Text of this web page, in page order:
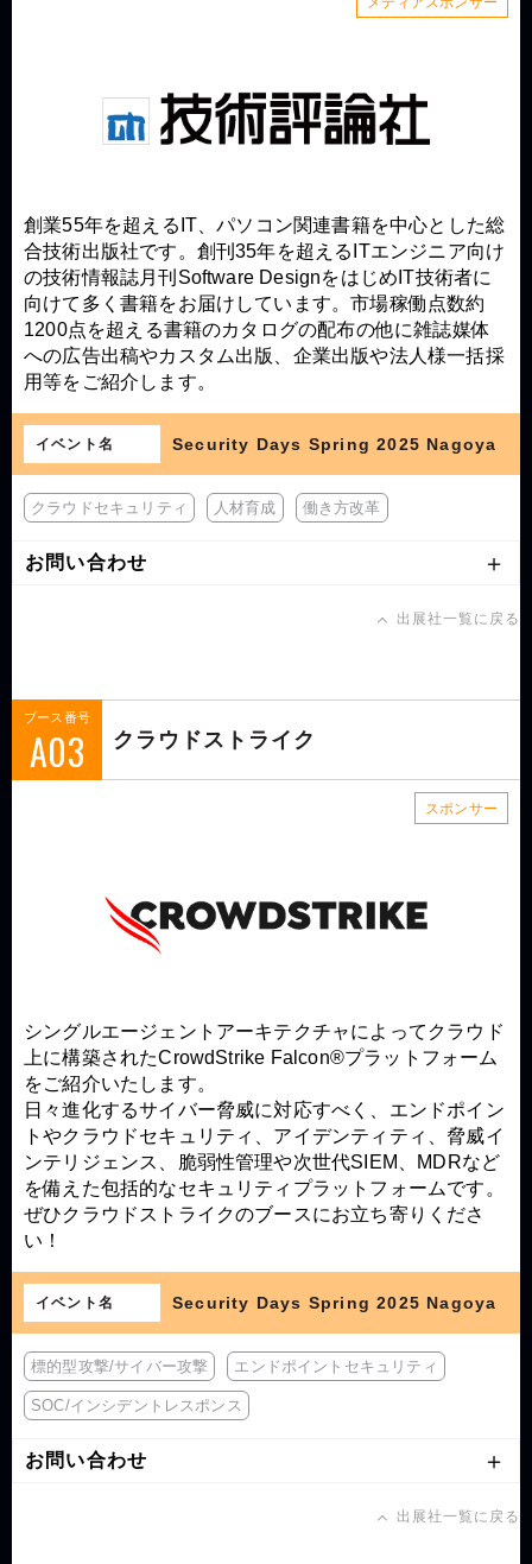
創業55年を超えるIT、パソコン関連書籍を中心とした総
合技術出版社です。創刊35年を超えるITエンジニア向け
の技術情報誌月刊Software DesignをはじめIT技術者に
向けて多く書籍をお届けしています。市場稼働点数約
1200点を超える書籍のカタログの配布の他に雑誌媒体
への広告出稿やカスタム出版、企業出版や法人様一括採
用等をご紹介します。
イベント名 Security Days Spring 2025 Nagoya
クラウドセキュリティ 人材育成 働き方改革
お問い合わせ
出展社一覧に戻る
ブース番号
A03 クラウドストライク
スポンサー
シングルエージェントアーキテクチャによってクラウド
上に構築されたCrowdStrike Falcon®プラットフォーム
をご紹介いたします。
日々進化するサイバー脅威に対応すべく、エンドポイン
トやクラウドセキュリティ、アイデンティティ、脅威イ
ンテリジェンス、脆弱性管理や次世代SIEM、MDRなど
を備えた包括的なセキュリティプラットフォームです。
ぜひクラウドストライクのブースにお立ち寄りくださ
い！
イベント名 Security Days Spring 2025 Nagoya
標的型攻撃/サイバー攻撃 エンドポイントセキュリティ
SOC/インシデントレスポンス
お問い合わせ
出展社一覧に戻る